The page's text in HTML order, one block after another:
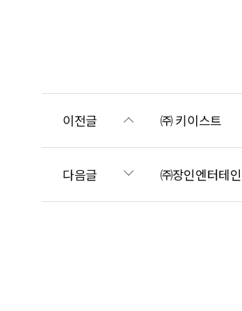
이전글 ㈜ 키이스트
다음글 ㈜장인엔터테